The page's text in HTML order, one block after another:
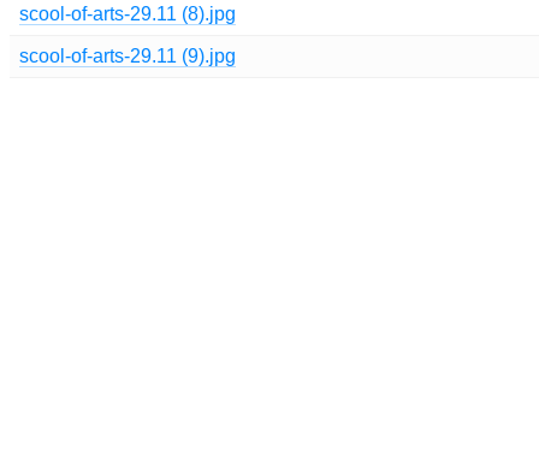
scool-of-arts-29.11 (8).jpg
scool-of-arts-29.11 (9).jpg